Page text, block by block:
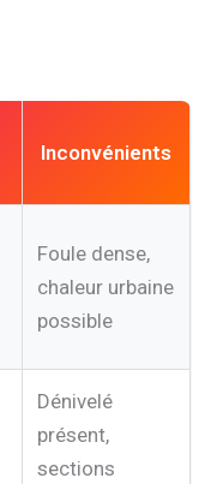
Inconvénients
Foule dense,
chaleur urbaine
possible
Dénivelé
présent,
sections